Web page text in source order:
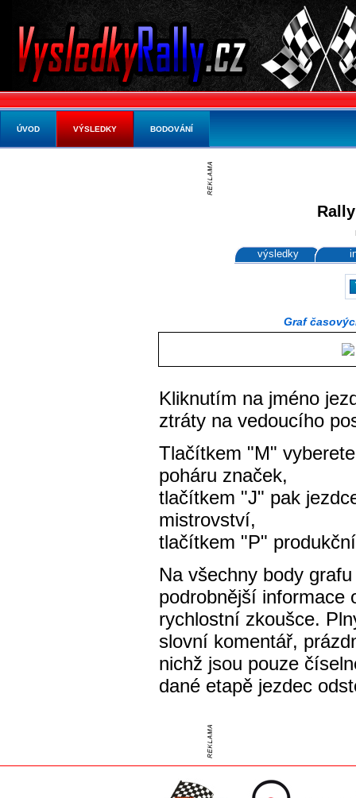
výsledky
Graf
Kliknutím na jméno
ztráty na vedoucího
Tlačítkem "M"
poháru značek,
tlačítkem "J" pak
mistrovství,
tlačítkem "P"
Na všechny body
podrobnější informace
rychlostní zkoušce.
slovní komentář,
nichž jsou pouze
dané etapě jezdec
ÚVOD VÝSLEDKY BODOVÁNÍ